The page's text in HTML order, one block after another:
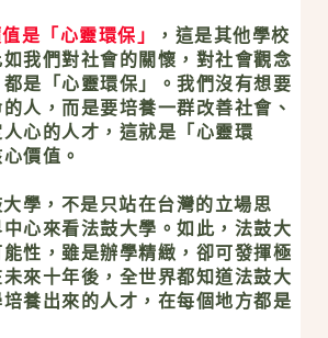
是「心靈環保」
，這是其他學校
我們對社會的關懷，對社會觀念
是「心靈環保」。我們沒有想要
人，而是要培養一群改善社會、
心的人才，這就是「心靈環
價值。
學，不是只站在台灣的立場思
心來看法鼓大學。如此，法鼓大
性，雖是辦學精緻，卻可發揮極
來十年後，全世界都知道法鼓大
養出來的人才，在每個地方都是